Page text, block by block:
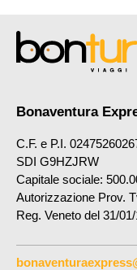
Bonaventura
C.F. e P.I.
SDI G9HZJRW
Capitale sociale:
Autorizzazione Prov.
Reg. Veneto del 31/